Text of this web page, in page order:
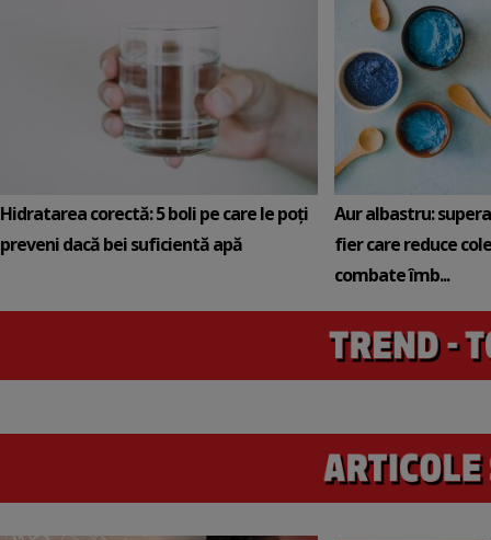
Hidratarea corectă: 5 boli pe care le poți
preveni dacă bei suficientă apă
Aur albastru:
fier care reduce
combate îmb...